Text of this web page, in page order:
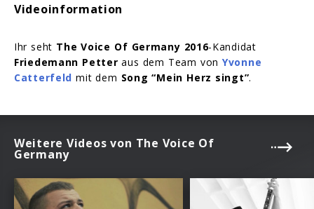
Videoinformation
Ihr seht The Voice Of Germany 2016-Kandidat
Friedemann Petter aus dem Team vonYvonne
Catterfeld mit dem Song “Mein Herz singt”.
Weitere Videos von The Voice Of
Germany